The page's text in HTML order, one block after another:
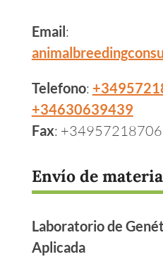
Email:
Telefono:
+34630639439
Fax: +34957218706
Envío de
Laboratorio de
Aplicada